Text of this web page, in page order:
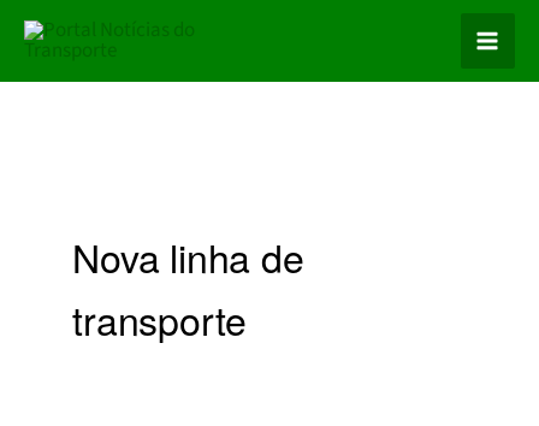
para
o
Nova linha de
transporte